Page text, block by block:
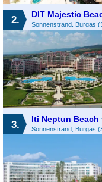
2. DIT Majestic
3. lti Neptun Beach